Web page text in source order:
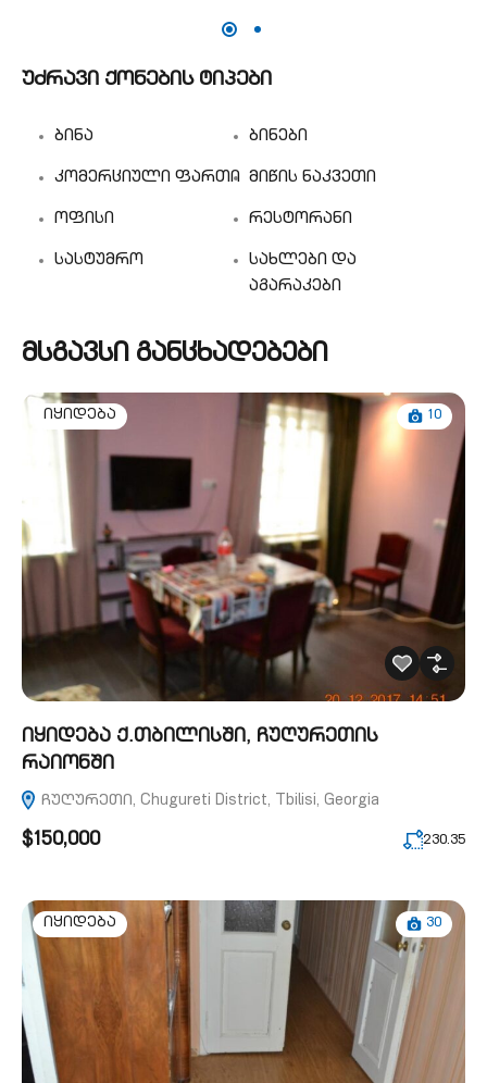
უძრავი ქონების ტიპები
ბინა ბინები
კომერციული ფართი მიწის ნაკვეთი
ოფისი რესტორანი
სასტუმრო
სახლები და
აგარაკები
მსგავსი განცხადებები
იყიდება 10
იყიდება ქ.თბილისში, ჩუღურეთის
რაიონში
ჩუღურეთი, Chugureti District, Tbilisi, Georgia
$150,000 230.35
იყიდება 30